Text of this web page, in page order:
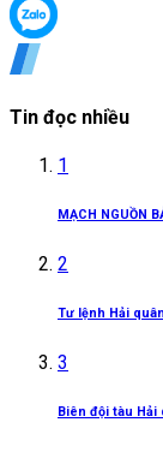
Tin đọc nhiều
1
MẠCH NGUỒN
2
Tư lệnh Hải
3
Biên đội tàu Hải